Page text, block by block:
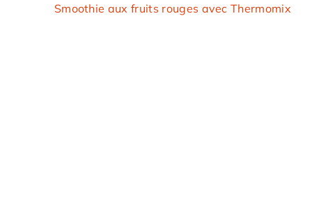
Smoothie aux fruits rouges avec Thermomix